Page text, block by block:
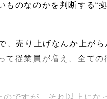
のなのかを判断する“
、売り上げなんか上が
従業員が増え、全て
ですが、それ以上にな